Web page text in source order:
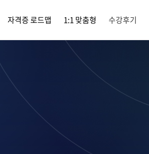
자격증 로드맵 1:1 맞춤형 수강후기